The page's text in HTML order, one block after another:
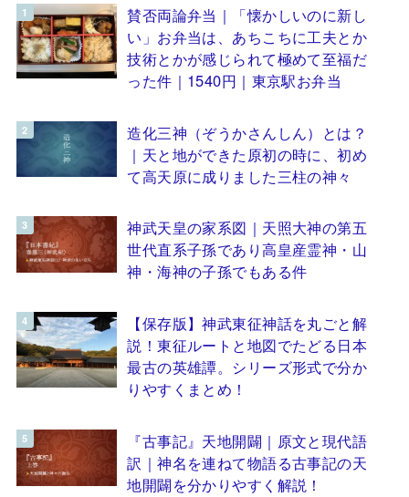
賛否両論弁当｜「懐かしいのに新し
い」お弁当は、あちこちに工夫とか
技術とかが感じられて極めて至福だ
った件｜1540円｜東京駅お弁当
造化三神（ぞうかさんしん）とは？
｜天と地ができた原初の時に、初め
て高天原に成りました三柱の神々
神武天皇の家系図｜天照大神の第五
世代直系子孫であり高皇産霊神・山
神・海神の子孫でもある件
【保存版】神武東征神話を丸ごと解
説！東征ルートと地図でたどる日本
最古の英雄譚。シリーズ形式で分か
りやすくまとめ！
『古事記』天地開闢｜原文と現代語
訳｜神名を連ねて物語る古事記の天
地開闢を分かりやすく解説！